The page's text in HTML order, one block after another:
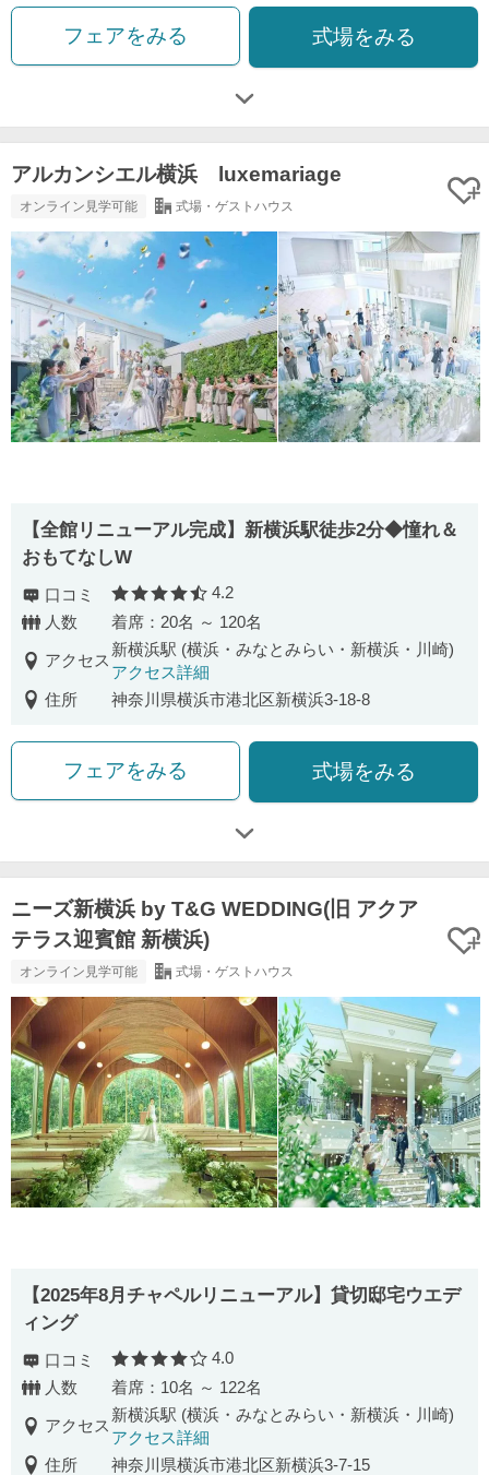
フェアをみる 式場をみる
アルカンシエル横浜 luxemariage
オンライン見学可能 式場・ゲストハウス
【全館リニューアル完成】新横浜駅徒歩2分◆憧れ＆
おもてなしW
口コミ 口コミ評価
4.2
人数
着席：20名 ～ 120名
アクセス
新横浜駅 (横浜・みなとみらい・新横浜・川崎)
アクセス詳細
住所
神奈川県横浜市港北区新横浜3-18-8
フェアをみる 式場をみる
ニーズ新横浜 by T&G WEDDING(旧 アクア
テラス迎賓館 新横浜)
オンライン見学可能 式場・ゲストハウス
【2025年8月チャペルリニューアル】貸切邸宅ウエデ
ィング
口コミ 口コミ評価
4.0
人数
着席：10名 ～ 122名
アクセス
新横浜駅 (横浜・みなとみらい・新横浜・川崎)
アクセス詳細
住所
神奈川県横浜市港北区新横浜3-7-15